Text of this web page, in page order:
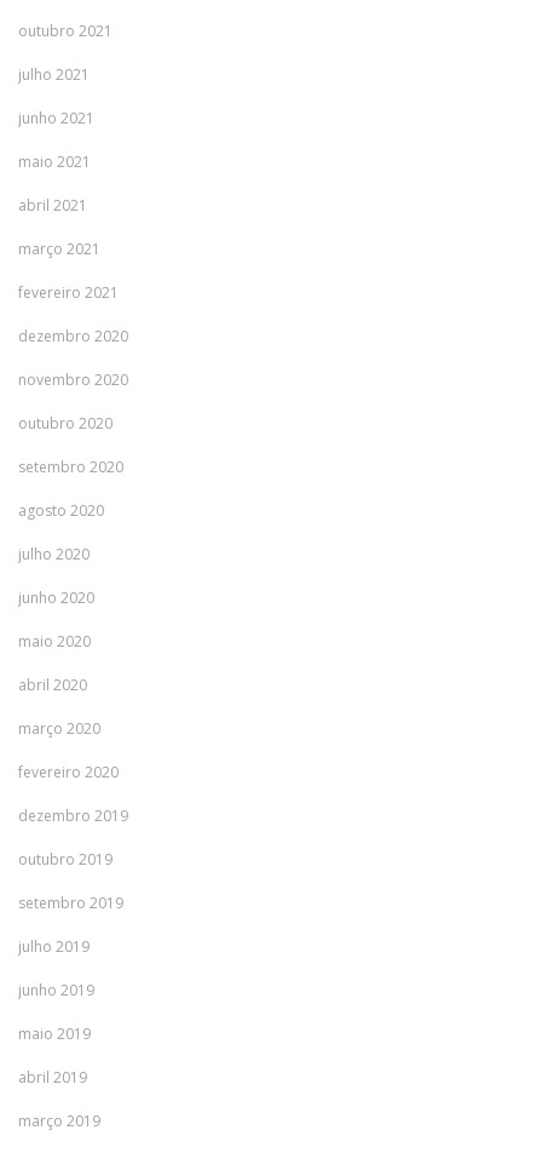
outubro 2021
julho 2021
junho 2021
maio 2021
abril 2021
março 2021
fevereiro 2021
dezembro 2020
novembro 2020
outubro 2020
setembro 2020
agosto 2020
julho 2020
junho 2020
maio 2020
abril 2020
março 2020
fevereiro 2020
dezembro 2019
outubro 2019
setembro 2019
julho 2019
junho 2019
maio 2019
abril 2019
março 2019